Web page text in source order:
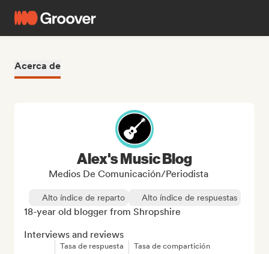
Acerca de
Alex's Music Blog
Medios De Comunicación/Periodista
Alto índice de reparto Alto índice de respuestas
18-year old blogger from Shropshire
Interviews and reviews
Tasa de respuesta Tasa de compartición